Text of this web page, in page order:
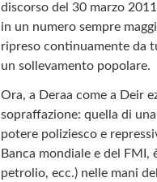
discorso del 30 marzo
in un numero sempre
ripreso continuamente da
un sollevamento popolare.
Ora, a Deraa come a Deir
sopraffazione: quella di
potere poliziesco e
Banca mondiale e del
petrolio, ecc.) nelle mani